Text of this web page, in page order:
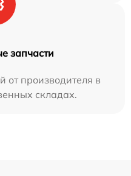
запчасти
от производителя в
складах.